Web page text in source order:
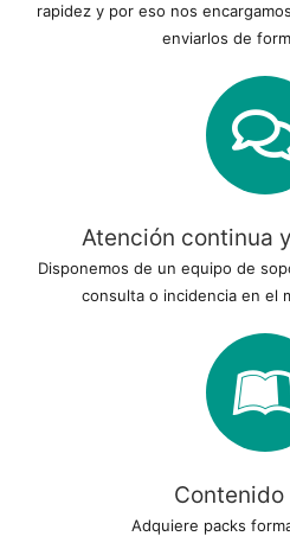
rapidez y por eso nos
enviarlos de
Atención continua
Disponemos de un equipo de
consulta o incidencia en el
Adquiere packs